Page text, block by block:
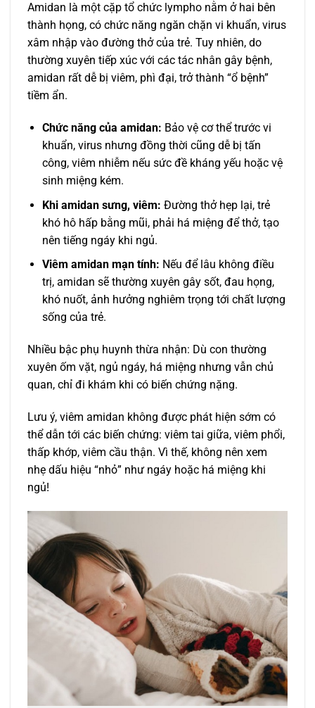
Amidan là một cặp tổ chức lympho nằm ở hai bên
thành họng, có chức năng ngăn chặn vi khuẩn, virus
xâm nhập vào đường thở của trẻ. Tuy nhiên, do
thường xuyên tiếp xúc với các tác nhân gây bệnh,
amidan rất dễ bị viêm, phì đại, trở thành “ổ bệnh”
tiềm ẩn.
Chức năng của amidan: Bảo vệ cơ thể trước vi
khuẩn, virus nhưng đồng thời cũng dễ bị tấn
công, viêm nhiễm nếu sức đề kháng yếu hoặc vệ
sinh miệng kém.
Khi amidan sưng, viêm: Đường thở hẹp lại, trẻ
khó hô hấp bằng mũi, phải há miệng để thở, tạo
nên tiếng ngáy khi ngủ.
Viêm amidan mạn tính: Nếu để lâu không điều
trị, amidan sẽ thường xuyên gây sốt, đau họng,
khó nuốt, ảnh hưởng nghiêm trọng tới chất lượng
sống của trẻ.
Nhiều bậc phụ huynh thừa nhận: Dù con thường
xuyên ốm vặt, ngủ ngáy, há miệng nhưng vẫn chủ
quan, chỉ đi khám khi có biến chứng nặng.
Lưu ý, viêm amidan không được phát hiện sớm có
thể dẫn tới các biến chứng: viêm tai giữa, viêm phổi,
thấp khớp, viêm cầu thận. Vì thế, không nên xem
nhẹ dấu hiệu “nhỏ” như ngáy hoặc há miệng khi
ngủ!